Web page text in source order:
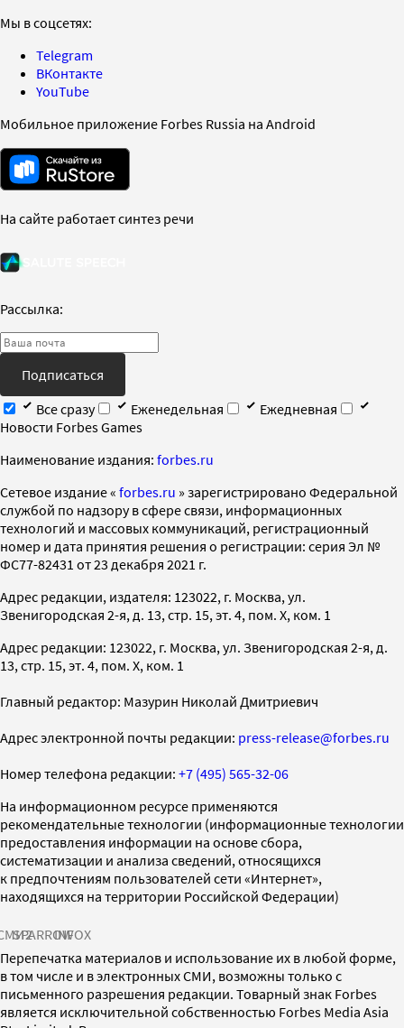
Мы в соцсетях:
Telegram
ВКонтакте
YouTube
Мобильное приложение Forbes Russia на Android
На сайте работает синтез речи
Рассылка:
Подписаться
Все сразу
Еженедельная
Ежедневная
Новости Forbes Games
Наименование издания: forbes.ru
Cетевое издание « forbes.ru » зарегистрировано Федеральной
службой по надзору в сфере связи, информационных
технологий и массовых коммуникаций, регистрационный
номер и дата принятия решения о регистрации: серия Эл №
ФС77-82431 от 23 декабря 2021 г.
Адрес редакции, издателя: 123022, г. Москва, ул.
Звенигородская 2-я, д. 13, стр. 15, эт. 4, пом. X, ком. 1
Адрес редакции: 123022, г. Москва, ул. Звенигородская 2-я, д.
13, стр. 15, эт. 4, пом. X, ком. 1
Главный редактор: Мазурин Николай Дмитриевич
Адрес электронной почты редакции: press-release@forbes.ru
Номер телефона редакции: +7 (495) 565-32-06
На информационном ресурсе применяются
рекомендательные технологии (информационные технологии
предоставления информации на основе сбора,
систематизации и анализа сведений, относящихся
к предпочтениям пользователей сети «Интернет»,
находящихся на территории Российской Федерации)
SPARROWINFOX
Перепечатка материалов и использование их в любой форме,
в том числе и в электронных СМИ, возможны только с
письменного разрешения редакции. Товарный знак Forbes
является исключительной собственностью Forbes Media Asia